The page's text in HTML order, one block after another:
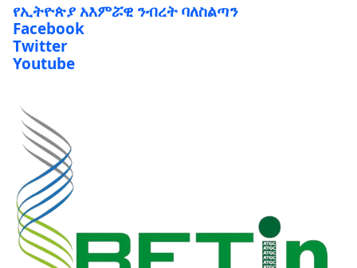
የኢትዮጵያ አእምሯዊ ንብረት ባለስልጣን
Facebook
Twitter
Youtube